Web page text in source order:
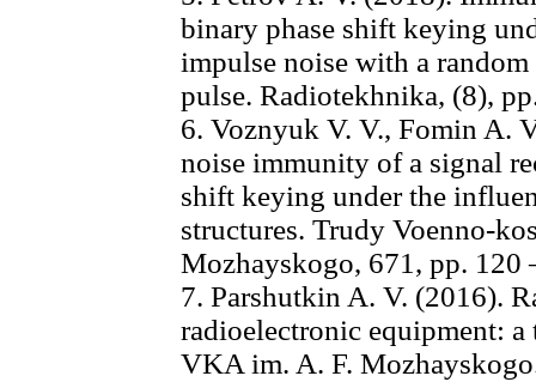
binary phase shift keying
impulse noise with a
pulse. Radiotekhnika, (8),
6. Voznyuk V. V., Fomin A.
noise immunity of a signal
shift keying under the
structures. Trudy Voenno-
Mozhayskogo, 671, pp. 120
7. Parshutkin A. V. (2016).
radioelectronic equipment:
VKA im. A. F.